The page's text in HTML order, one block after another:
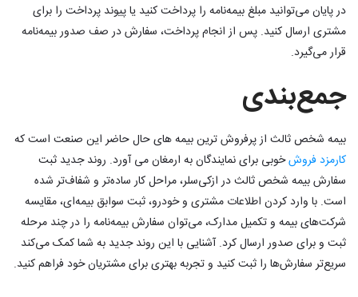
در پایان می‌توانید مبلغ بیمه‌نامه را پرداخت کنید یا پیوند پرداخت را برای
مشتری ارسال کنید. پس از انجام پرداخت، سفارش در صف صدور بیمه‌نامه
قرار می‌گیرد.
جمع‌بندی
بیمه شخص ثالث از پرفروش ترین بیمه های حال حاضر این صنعت است که
کارمزد فروشخوبی برای نمایندگان به ارمغان می آورد. روند جدید ثبت
سفارش بیمه شخص ثالث در ازکی‌سلر، مراحل کار ساده‌تر و شفاف‌تر شده
است. با وارد کردن اطلاعات مشتری و خودرو، ثبت سوابق بیمه‌ای، مقایسه
شرکت‌های بیمه و تکمیل مدارک، می‌توان سفارش بیمه‌نامه را در چند مرحله
ثبت و برای صدور ارسال کرد. آشنایی با این روند جدید به شما کمک می‌کند
سریع‌تر سفارش‌ها را ثبت کنید و تجربه بهتری برای مشتریان خود فراهم کنید.